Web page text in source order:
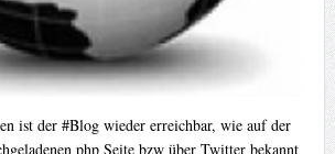
ist der #Blog wieder erreichbar, wie auf der
php Seite bzw über Twitter bekannt